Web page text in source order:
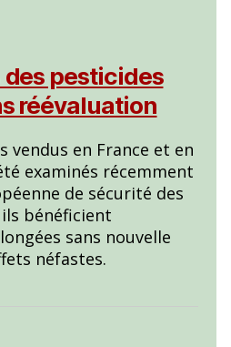
des pesticides
réévaluation
vendus en France et en
examinés récemment
de sécurité des
bénéficient
sans nouvelle
néfastes.